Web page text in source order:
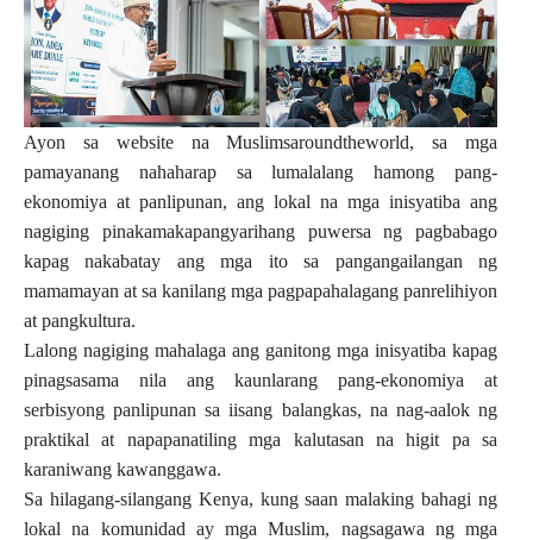
Ayon sa website na Muslimsaroundtheworld, sa mga
pamayanang nahaharap sa lumalalang hamong pang-
ekonomiya at panlipunan, ang lokal na mga inisyatiba ang
nagiging pinakamakapangyarihang puwersa ng pagbabago
kapag nakabatay ang mga ito sa pangangailangan ng
mamamayan at sa kanilang mga pagpapahalagang panrelihiyon
at pangkultura.
Lalong nagiging mahalaga ang ganitong mga inisyatiba kapag
pinagsasama nila ang kaunlarang pang-ekonomiya at
serbisyong panlipunan sa iisang balangkas, na nag-aalok ng
praktikal at napapanatiling mga kalutasan na higit pa sa
karaniwang kawanggawa.
Sa hilagang-silangang Kenya, kung saan malaking bahagi ng
lokal na komunidad ay mga Muslim, nagsagawa ng mga